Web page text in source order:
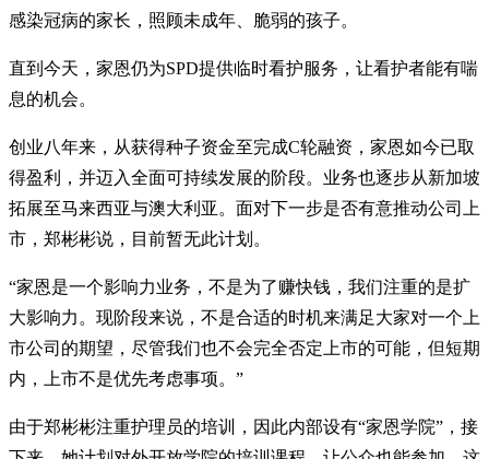
感染冠病的家长，照顾未成年、脆弱的孩子。
直到今天，家恩仍为SPD提供临时看护服务，让看护者能有喘
息的机会。
创业八年来，从获得种子资金至完成C轮融资，家恩如今已取
得盈利，并迈入全面可持续发展的阶段。业务也逐步从新加坡
拓展至马来西亚与澳大利亚。面对下一步是否有意推动公司上
市，郑彬彬说，目前暂无此计划。
“家恩是一个影响力业务，不是为了赚快钱，我们注重的是扩
大影响力。现阶段来说，不是合适的时机来满足大家对一个上
市公司的期望，尽管我们也不会完全否定上市的可能，但短期
内，上市不是优先考虑事项。”
由于郑彬彬注重护理员的培训，因此内部设有“家恩学院”，接